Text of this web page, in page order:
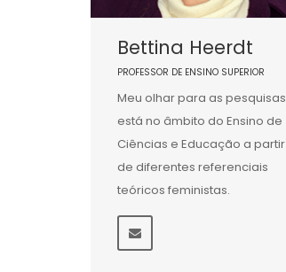
Bettina Heerdt
PROFESSOR DE ENSINO SUPERIOR
Meu olhar para as pesquisas
está no âmbito do Ensino de
Ciências e Educação a partir
de diferentes referenciais
teóricos feministas.